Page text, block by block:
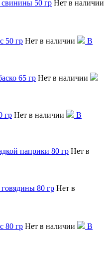
50 гр Нет в наличии
50 гр Нет в наличии
В
65 гр Нет в наличии
гр Нет в наличии
В
паприки 80 гр Нет в
80 гр Нет в
80 гр Нет в наличии
В